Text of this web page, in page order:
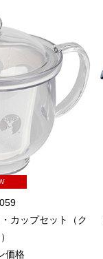
カップセット（ク
価格